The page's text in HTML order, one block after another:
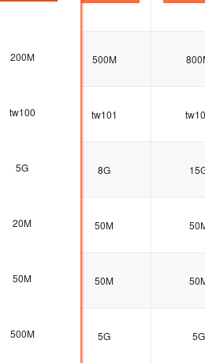
200M 500M
tw100 tw101
5G 8G
20M 50M
50M 50M
5G 5G 5G
200M
tw100
5G
20M
50M
500M